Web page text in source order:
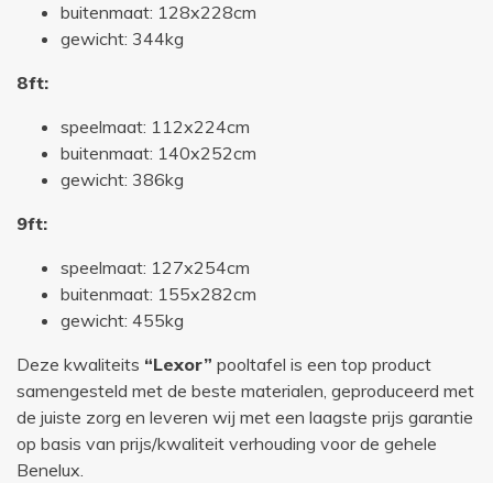
buitenmaat: 128x228cm
gewicht: 344kg
8ft:
speelmaat: 112x224cm
buitenmaat: 140x252cm
gewicht: 386kg
9ft:
speelmaat: 127x254cm
buitenmaat: 155x282cm
gewicht: 455kg
Deze kwaliteits “Lexor” pooltafel is een top product
samengesteld met de beste materialen, geproduceerd met
de juiste zorg en leveren wij met een laagste prijs garantie
op basis van prijs/kwaliteit verhouding voor de gehele
Benelux.